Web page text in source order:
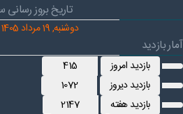
تاریخ بروز
دوشنبه, 19 مرداد 1405 04:37
آمار بازدید
بازدید امروز
415
بازدید دیروز
1072
بازدید هفته
2147